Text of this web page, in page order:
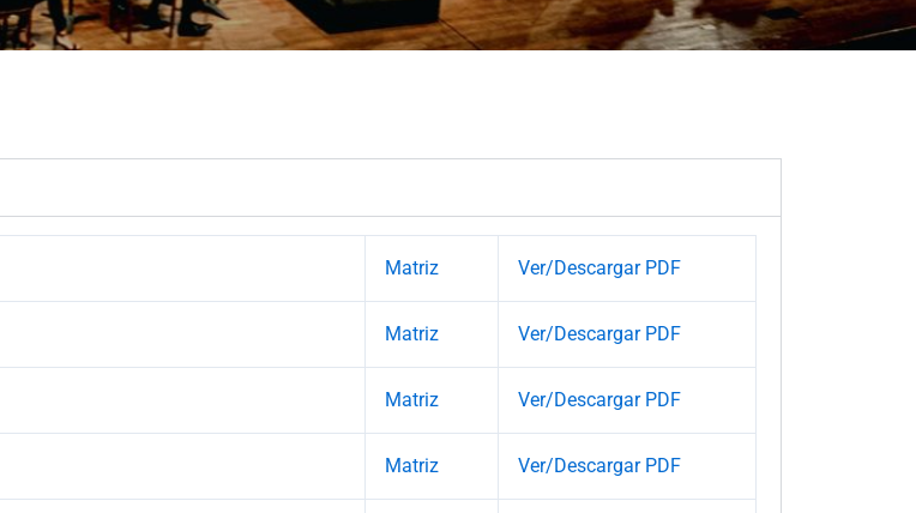
Matriz Ver/Descargar PDF
Matriz Ver/Descargar PDF
Matriz Ver/Descargar PDF
Matriz Ver/Descargar PDF